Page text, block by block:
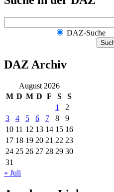
DAZ-Suche
DAZ Archiv
August 2026
M D M D F S
S
1
2
3
4 5 6 7 8
9
10 11 12 13 14 15 16
17 18 19 20 21 22 23
24 25 26 27 28 29 30
31
« Juli